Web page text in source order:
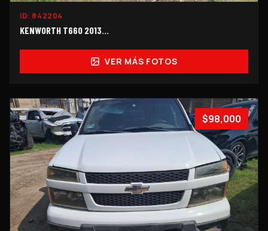
ID: 842204
KENWORTH T660 2013...
VER MÁS FOTOS
$98,000